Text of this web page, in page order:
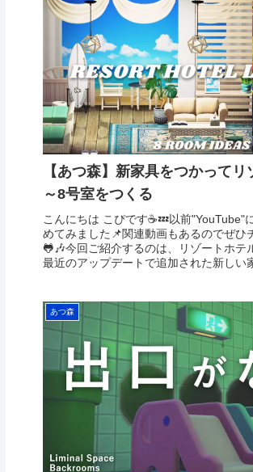
【あつ森】新家具をつかって
～8号室をつくる
こんにちは こぴです☕️💤以前"YouTube"
めてみました📌関連動画もあるのでぜひ
🐸🎶今回ご紹介するのは、リゾートホテ
最近のアップデートで追加された新しい
あつ森